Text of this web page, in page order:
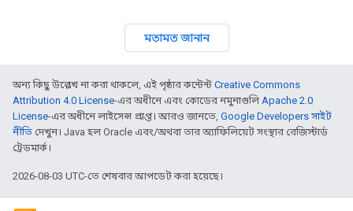
মতামত জানান
অন্য কিছু উল্লেখ না করা থাকলে, এই পৃষ্ঠার কন্টেন্ট Creative Commons
Attribution 4.0 License-এর অধীনে এবং কোডের নমুনাগুলিApache 2.0
License-এর অধীনে লাইসেন্স প্রাপ্ত। আরও জানতে, Google Developers সাইট
নীতি দেখুন। Java হল Oracle এবং/অথবা তার অ্যাফিলিয়েট সংস্থার রেজিস্টার্ড
ট্রেডমার্ক।
2026-08-03 UTC-তে শেষবার আপডেট করা হয়েছে।